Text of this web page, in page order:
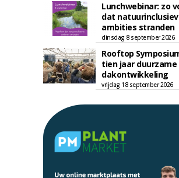
Lunchwebinar: zo
dat
ambities stranden
dinsdag 8 september 2026
Rooftop
tien jaar duurzame
dakontwikkeling
vrijdag 18 september 2026